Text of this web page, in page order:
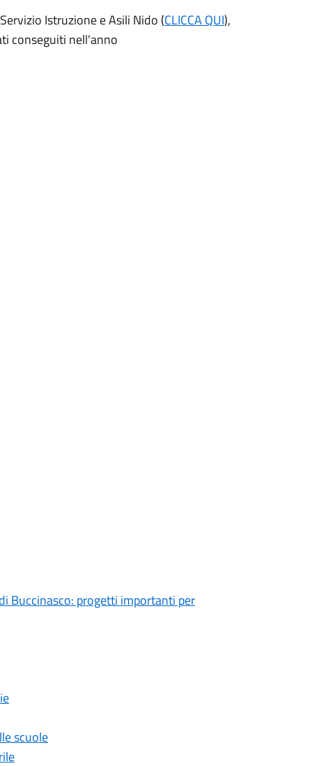
Istruzione e Asili Nido (CLICCA QUI),
conseguiti nell'anno
Buccinasco: progetti importanti per
scuole